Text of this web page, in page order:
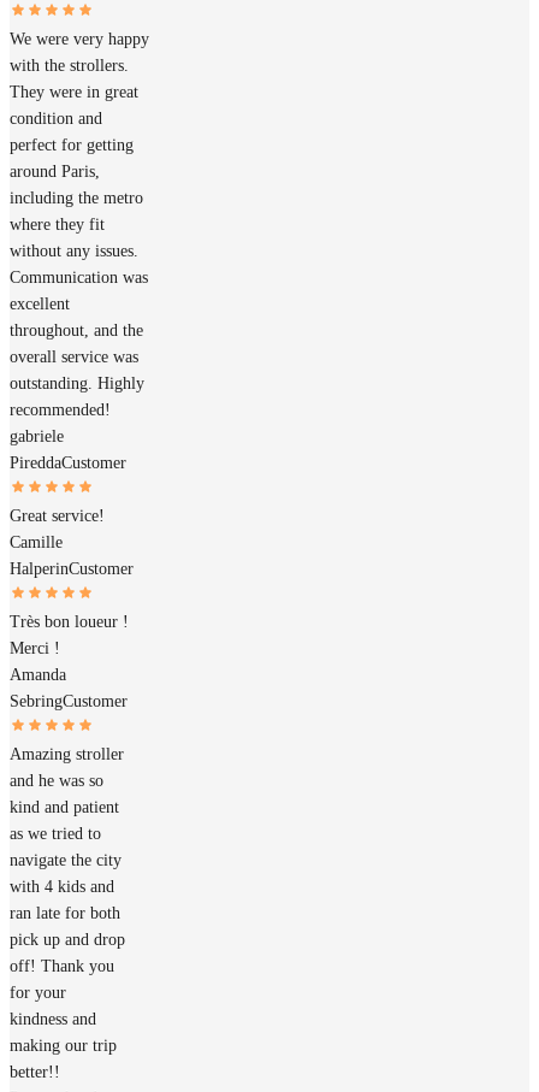
We were very happy
with the strollers.
They were in great
condition and
perfect for getting
around Paris,
including the metro
where they fit
without any issues.
Communication was
excellent
throughout, and the
overall service was
outstanding. Highly
recommended!
gabriele
PireddaCustomer
Great service!
Camille
HalperinCustomer
Très bon loueur !
Merci !
Amanda
SebringCustomer
Amazing stroller
and he was so
kind and patient
as we tried to
navigate the city
with 4 kids and
ran late for both
pick up and drop
off! Thank you
for your
kindness and
making our trip
better!!